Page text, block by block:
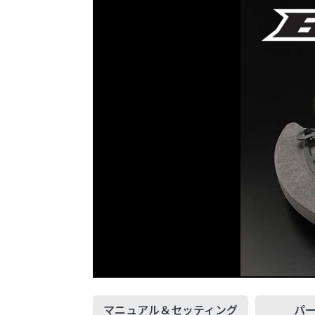
マニュアル＆セッティング パ